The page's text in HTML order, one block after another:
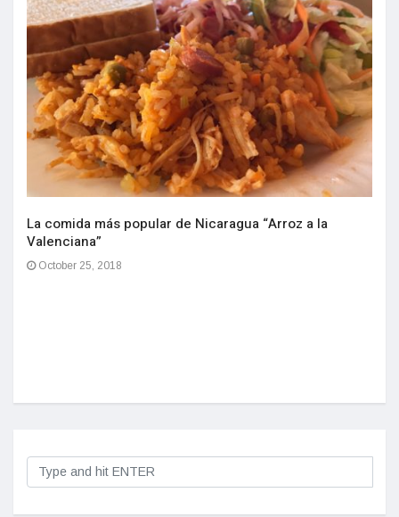
La comida más popular de Nicaragua “Arroz a la
Valenciana”
October 25, 2018